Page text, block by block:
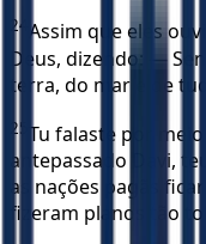
24 Assim que eles
Deus, dizendo: —
terra, do mar e de
25 Tu falaste por
antepassado Davi,
as nações pagãs
fizeram planos tão